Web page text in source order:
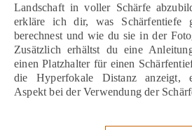
Landschaft in voller Schärfe
erkläre ich dir, was
berechnest und wie du sie in der
Zusätzlich erhältst du eine
einen Platzhalter für einen
die Hyperfokale Distanz anzeigt,
Aspekt bei der Verwendung der